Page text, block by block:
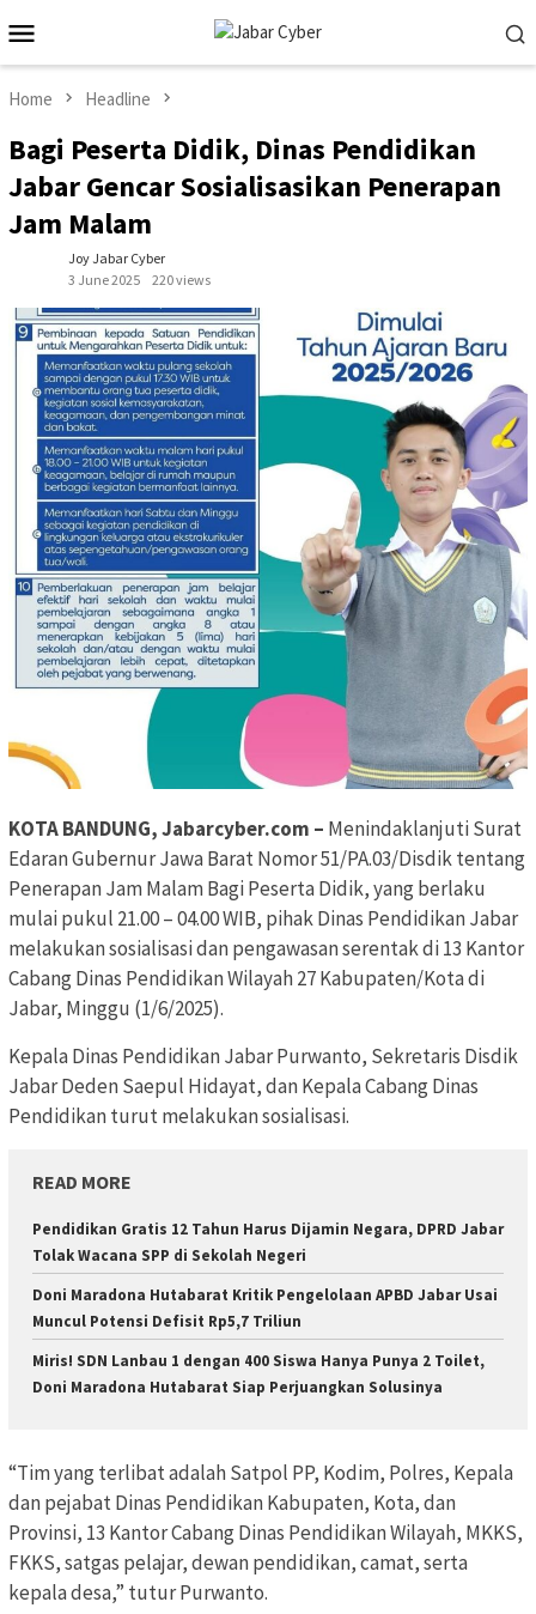
to
contentMenu
Home Headline
Bagi Peserta Didik, Dinas Pendidikan
Jabar Gencar Sosialisasikan Penerapan
Jam Malam
Joy Jabar Cyber
3 June 2025
220 views
KOTA BANDUNG, Jabarcyber.com – Menindaklanjuti Surat
Edaran Gubernur Jawa Barat Nomor 51/PA.03/Disdik tentang
Penerapan Jam Malam Bagi Peserta Didik, yang berlaku
mulai pukul 21.00 – 04.00 WIB, pihak Dinas Pendidikan Jabar
melakukan sosialisasi dan pengawasan serentak di 13 Kantor
Cabang Dinas Pendidikan Wilayah 27 Kabupaten/Kota di
Jabar, Minggu (1/6/2025).
Kepala Dinas Pendidikan Jabar Purwanto, Sekretaris Disdik
Jabar Deden Saepul Hidayat, dan Kepala Cabang Dinas
Pendidikan turut melakukan sosialisasi.
READ MORE
Pendidikan Gratis 12 Tahun Harus Dijamin Negara, DPRD Jabar
Tolak Wacana SPP di Sekolah Negeri
Doni Maradona Hutabarat Kritik Pengelolaan APBD Jabar Usai
Muncul Potensi Defisit Rp5,7 Triliun
Miris! SDN Lanbau 1 dengan 400 Siswa Hanya Punya 2 Toilet,
Doni Maradona Hutabarat Siap Perjuangkan Solusinya
“Tim yang terlibat adalah Satpol PP, Kodim, Polres, Kepala
dan pejabat Dinas Pendidikan Kabupaten, Kota, dan
Provinsi, 13 Kantor Cabang Dinas Pendidikan Wilayah, MKKS,
FKKS, satgas pelajar, dewan pendidikan, camat, serta
kepala desa,” tutur Purwanto.